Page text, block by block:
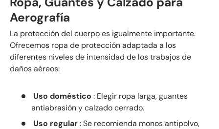
Aerografía
La protección del cuerpo es igualmente importante.
Ofrecemos ropa de protección adaptada a los
diferentes niveles de intensidad de los trabajos de
daños aéreos:
Uso doméstico : Elegir ropa larga, guantes
antiabrasión y calzado cerrado.
Uso regular: Se recomienda monos antipolvo,